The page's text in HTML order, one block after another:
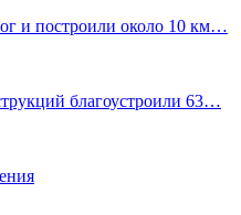
и построили около 10 км…
благоустроили 63…